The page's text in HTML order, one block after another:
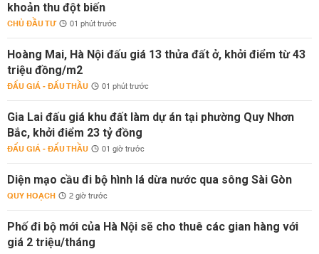
khoản thu đột biến
CHỦ ĐẦU TƯ 01 phút trước
Hoàng Mai, Hà Nội đấu giá 13 thửa đất ở, khởi điểm từ 43
triệu đồng/m2
ĐẤU GIÁ - ĐẤU THẦU 01 phút trước
Gia Lai đấu giá khu đất làm dự án tại phường Quy Nhơn
Bắc, khởi điểm 23 tỷ đồng
ĐẤU GIÁ - ĐẤU THẦU 01 giờ trước
Diện mạo cầu đi bộ hình lá dừa nước qua sông Sài Gòn
QUY HOẠCH 2 giờ trước
Phố đi bộ mới của Hà Nội sẽ cho thuê các gian hàng với
giá 2 triệu/tháng